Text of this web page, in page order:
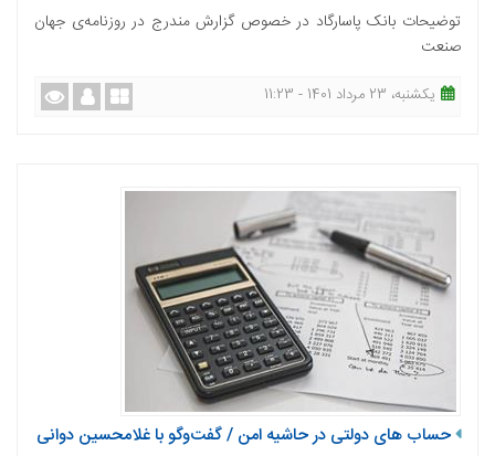
توضیحات بانک پاسارگاد در خصوص گزارش مندرج در روزنامه‌ی جهان
صنعت
یکشنبه، 23 مرداد 1401 - 11:23
حساب های دولتی در حاشیه امن / گفت‌وگو با غلامحسین دوانی